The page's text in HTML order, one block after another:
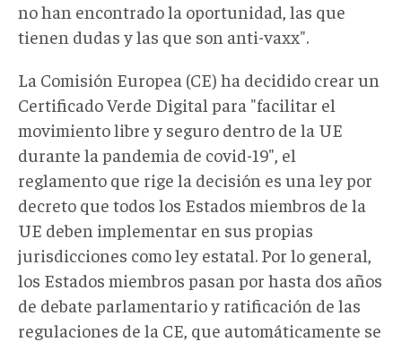
no han encontrado la oportunidad, las que
tienen dudas y las que son anti-vaxx".
La Comisión Europea (CE) ha decidido crear un
Certificado Verde Digital para "facilitar el
movimiento libre y seguro dentro de la UE
durante la pandemia de covid-19", el
reglamento que rige la decisión es una ley por
decreto que todos los Estados miembros de la
UE deben implementar en sus propias
jurisdicciones como ley estatal. Por lo general,
los Estados miembros pasan por hasta dos años
de debate parlamentario y ratificación de las
regulaciones de la CE, que automáticamente se